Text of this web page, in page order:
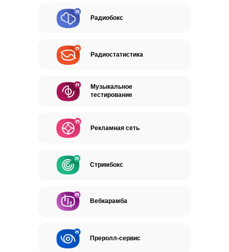
Стримбокс
Вебкарамба
Радиостатистика
Радиобокс
Рекламная сеть
Преролл-сервис
Музыкальное
тестирование